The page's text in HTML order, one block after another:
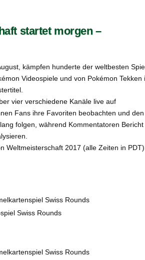
startet morgen –
kämpfen hunderte der weltbesten
Videospiele und von Pokémon Tekken
vier verschiedene Kanäle live auf
Fans ihre Favoriten beobachten und den
folgen, während Kommentatoren Bericht
Weltmeisterschaft 2017 (alle Zeiten in
Swiss Rounds
Swiss Rounds
Swiss Rounds